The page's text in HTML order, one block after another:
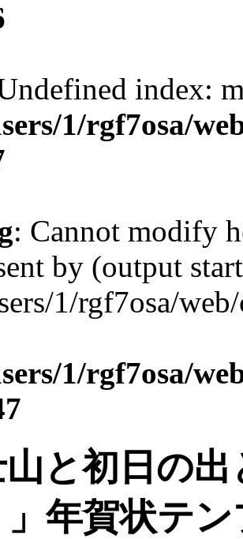
index:
1/rgf7osa/
: Cannot modify
by (output
1/rgf7osa/
1/rgf7osa/
山と初日の
年賀状テ